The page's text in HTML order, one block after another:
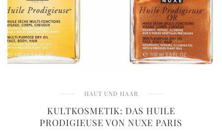
HAUT UND HAAR
KULTKOSMETIK: DAS HUILE
PRODIGIEUSE VON NUXE PARIS